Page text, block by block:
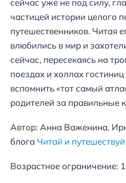
сейчас уже не под силу,
частицей истории целого
путешественников. Читая
влюбились в мир и
сейчас, пересекаясь на
поездах и холлах
вспомнить «тот самый
родителей за правильные
Автор: Анна Важенина,
блога Читай и путешествуй
Возрастное ограничение: